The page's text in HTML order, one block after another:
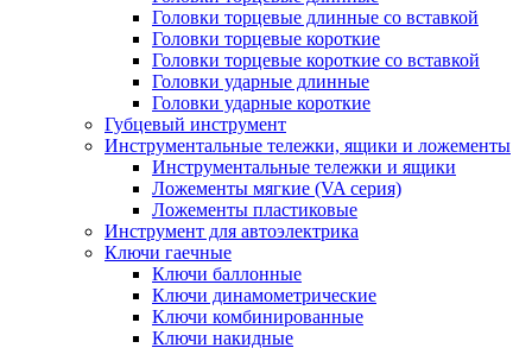
Головки торцевые длинные со вставкой
Головки торцевые короткие
Головки торцевые короткие со вставкой
Головки ударные длинные
Головки ударные короткие
Губцевый инструмент
Инструментальные тележки, ящики и ложементы
Инструментальные тележки и ящики
Ложементы мягкие (VA серия)
Ложементы пластиковые
Инструмент для автоэлектрика
Ключи гаечные
Ключи баллонные
Ключи динамометрические
Ключи комбинированные
Ключи накидные